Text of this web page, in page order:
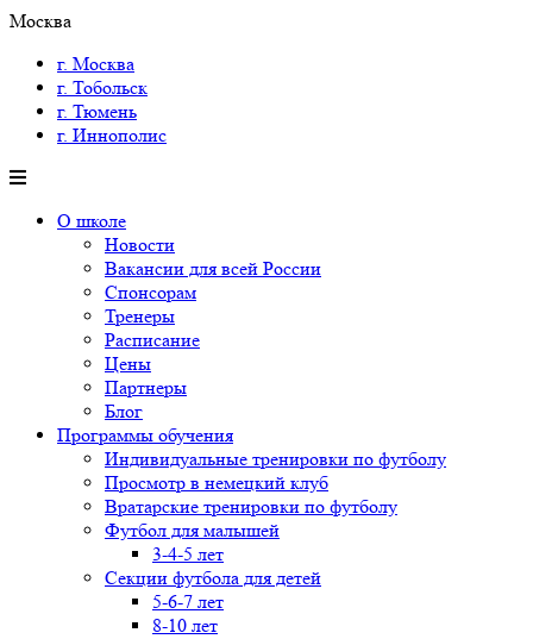
Москва
г. Москва
г. Тобольск
г. Тюмень
г. Иннополис
О школе
Новости
Вакансии для всей России
Спонсорам
Тренеры
Расписание
Цены
Партнеры
Блог
Программы обучения
Индивидуальные тренировки по футболу
Просмотр в немецкий клуб
Вратарские тренировки по футболу
Футбол для малышей
3-4-5 лет
Секции футбола для детей
5-6-7 лет
8-10 лет